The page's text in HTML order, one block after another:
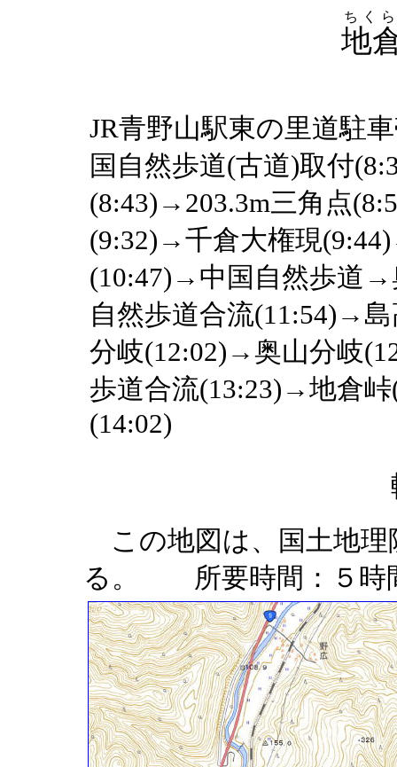
地
ちく
JR青野山駅東の里道駐
国自然歩道(古道)取付
(8:43)→203.3m三角点
(9:32)→千倉大権現
(10:47)→中国自然歩道
自然歩道合流(11:54)→
分岐(12:02)→奥山分岐
歩道合流(13:23)→地倉
(14:02)
この地図は、国土地理
る。 所要時間：５時